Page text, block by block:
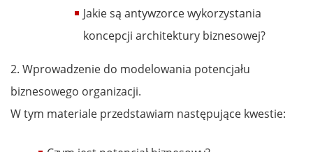
Jakie są antywzorce wykorzystania
koncepcji architektury biznesowej?
2. Wprowadzenie do modelowania potencjału
biznesowego organizacji.
W tym materiale przedstawiam następujące kwestie: